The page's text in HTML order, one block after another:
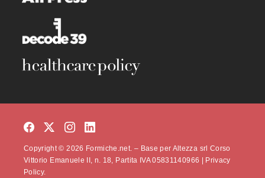
Copyright © 2026 Formiche.net. – Base per Altezza srl Corso
Vittorio Emanuele II, n. 18, Partita IVA 05831140966 |
Privacy
Policy.